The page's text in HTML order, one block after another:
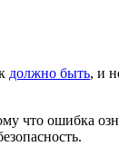
должно быть, и
ошибка